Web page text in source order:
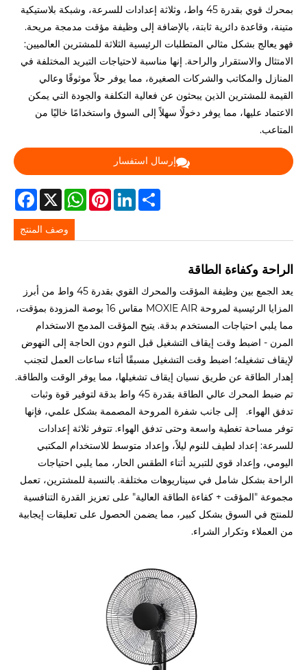
بمحرك قوي بقدرة 45 واط، وثلاثة إعدادات للسرعة، وشبكة بلاستيكية
متينة، وقاعدة دائرية ثابتة، بالإضافة إلى وظيفة مؤقت مدمجة مريحة.
فهو يعالج بشكل مثالي المتطلبات الرئيسية الثلاثة للمشترين العالميين:
الامتثال والاستقرار والراحة. إنها مناسبة لاحتياجات التبريد المختلفة في
المنازل والمكاتب والشركات الصغيرة، مما يوفر حلاً موثوقًا وعالي
القيمة للمشترين الذين يبحثون عن فعالية التكلفة والجودة التي يمكن
الاعتماد عليها، مما يوفر دخولًا سهلاً إلى السوق واستخدامًا خاليًا من
المتاعب.
إرسال استفسار
X
WhatsAppPinterestLinkedInShare
وصف المنتج
الراحة وكفاءة الطاقة
يعد الجمع بين وظيفة المؤقت والمحرك القوي بقدرة 45 واط من أبرز
المزايا الرئيسية لمروحة MOXIE AIR مقاس 16 بوصة المزودة بمؤقت،
مما يلبي احتياجات المستخدم بدقة. يتيح المؤقت المدمج الاستخدام
المرن - اضبط وقت إيقاف التشغيل قبل النوم دون الحاجة إلى النهوض
لإيقاف تشغيله؛ اضبط وقت التشغيل مسبقًا أثناء ساعات العمل لتجنب
إهدار الطاقة عن طريق نسيان إيقاف تشغيلها، مما يوفر الوقت والطاقة.
تم ضبط المحرك عالي الطاقة بقدرة 45 واط بدقة لتوفير قوة وثبات
تدفق الهواء. إلى جانب شفرة المروحة المصممة بشكل علمي، فإنها
توفر مساحة تغطية واسعة وحتى تدفق الهواء. تتوفر ثلاثة إعدادات
للسرعة: إعداد لطيف للنوم ليلاً، وإعداد متوسط للاستخدام المكتبي
اليومي، وإعداد قوي للتبريد أثناء الطقس الحار، مما يلبي احتياجات
الراحة بشكل شامل في سيناريوهات مختلفة. بالنسبة للمشترين، تعمل
مجموعة "المؤقت + كفاءة الطاقة العالية" على تعزيز القدرة التنافسية
للمنتج في السوق بشكل كبير، مما يضمن الحصول على تعليقات إيجابية
من العملاء وتكرار الشراء.